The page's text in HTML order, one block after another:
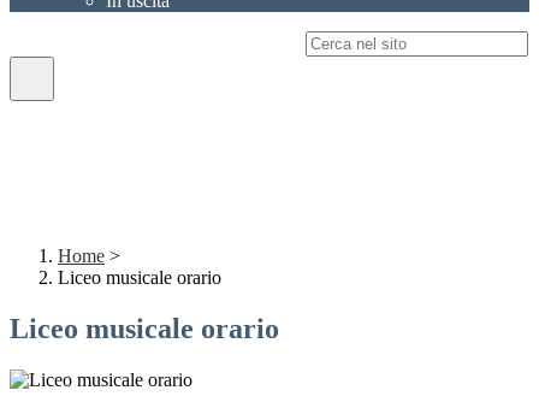
Home >
Liceo musicale orario
Liceo musicale orario